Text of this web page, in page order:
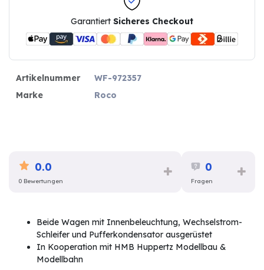
Garantiert Sicheres Checkout
Artikelnummer
WF-972357
Marke
Roco
0.0
0 Bewertungen
0
Fragen
Beide Wagen mit Innenbeleuchtung, Wechselstrom-
Schleifer und Pufferkondensator ausgerüstet
In Kooperation mit HMB Huppertz Modellbau &
Modellbahn